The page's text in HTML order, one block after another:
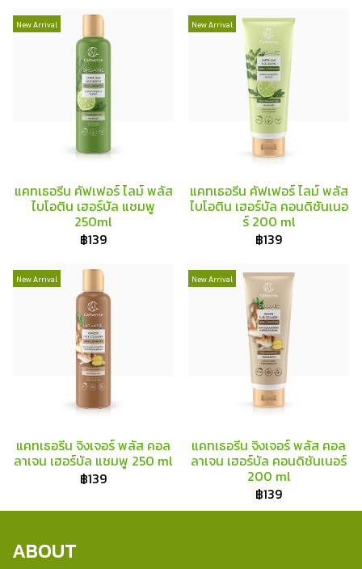
New Arrival
แคทเธอรีน คัฟเฟอร์ ไลม์ พลัส
ไบโอติน เฮอร์บัล แชมพู
250ml
฿139
New Arrival
แคทเธอรีน คัฟเฟอร์ ไลม์ พลัส
ไบโอติน เฮอร์บัล คอนดิชันเนอ
ร์ 200 ml
฿139
New Arrival
แคทเธอรีน จิงเจอร์ พลัส คอล
ลาเจน เฮอร์บัล แชมพู 250 ml
฿139
New Arrival
แคทเธอรีน จิงเจอร์ พลัส คอล
ลาเจน เฮอร์บัล คอนดิชันเนอร์
200 ml
฿139
ABOUT